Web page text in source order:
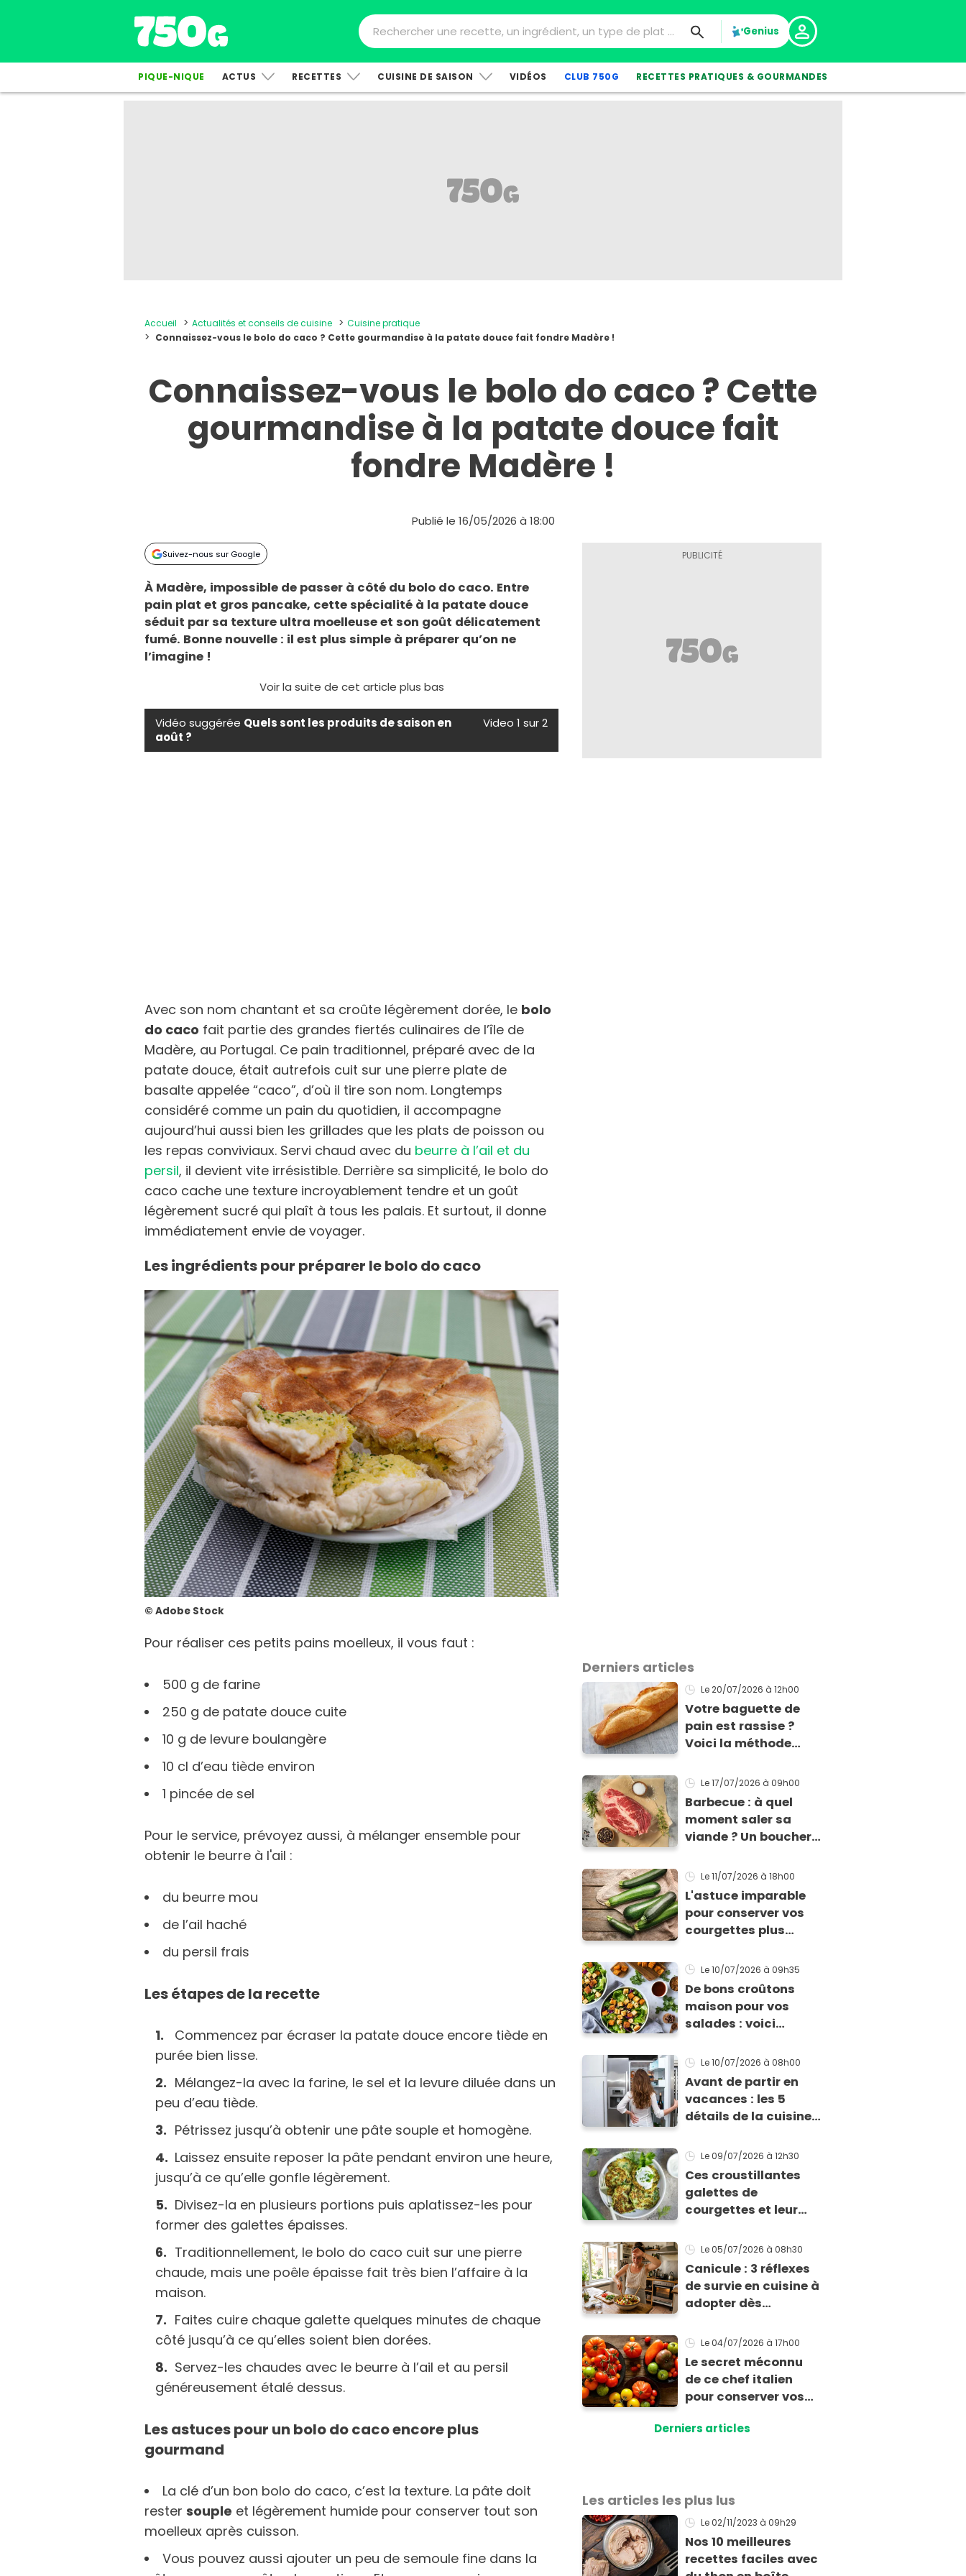
Genius
PIQUE-NIQUE ACTUS RECETTES CUISINE DE SAISON VIDÉOS CLUB 750G RECETTES PRATIQUES & GOURMANDES
Accueil Actualités et conseils de cuisine
Cuisine pratique
Connaissez-vous le bolo do caco ? Cette gourmandise à la patate douce fait fondre Madère !
Connaissez-vous le bolo do caco ? Cette
gourmandise à la patate douce fait
fondre Madère !
Publié le 16/05/2026 à 18:00
Suivez-nous sur Google
À Madère, impossible de passer à côté du bolo do caco. Entre
pain plat et gros pancake, cette spécialité à la patate douce
séduit par sa texture ultra moelleuse et son goût délicatement
fumé. Bonne nouvelle : il est plus simple à préparer qu’on ne
l’imagine !
Voir la suite de cet article plus bas
Vidéo suggérée Quels sont les produits de saison en
août ?
Video 1 sur 2
Avec son nom chantant et sa croûte légèrement dorée, le bolo
do caco fait partie des grandes fiertés culinaires de l’île de
Madère, au Portugal. Ce pain traditionnel, préparé avec de la
patate douce, était autrefois cuit sur une pierre plate de
basalte appelée “caco”, d’où il tire son nom. Longtemps
considéré comme un pain du quotidien, il accompagne
aujourd’hui aussi bien les grillades que les plats de poisson ou
les repas conviviaux. Servi chaud avec du beurre à l’ail et du
persil, il devient vite irrésistible. Derrière sa simplicité, le bolo do
caco cache une texture incroyablement tendre et un goût
légèrement sucré qui plaît à tous les palais. Et surtout, il donne
immédiatement envie de voyager.
Les ingrédients pour préparer le bolo do caco
© Adobe Stock
Pour réaliser ces petits pains moelleux, il vous faut :
500 g de farine
250 g de patate douce cuite
10 g de levure boulangère
10 cl d’eau tiède environ
1 pincée de sel
Pour le service, prévoyez aussi, à mélanger ensemble pour
obtenir le beurre à l'ail :
du beurre mou
de l’ail haché
du persil frais
Les étapes de la recette
Commencez par écraser la patate douce encore tiède en
purée bien lisse.
Mélangez-la avec la farine, le sel et la levure diluée dans un
peu d’eau tiède.
Pétrissez jusqu’à obtenir une pâte souple et homogène.
Laissez ensuite reposer la pâte pendant environ une heure,
jusqu’à ce qu’elle gonfle légèrement.
Divisez-la en plusieurs portions puis aplatissez-les pour
former des galettes épaisses.
Traditionnellement, le bolo do caco cuit sur une pierre
chaude, mais une poêle épaisse fait très bien l’affaire à la
maison.
Faites cuire chaque galette quelques minutes de chaque
côté jusqu’à ce qu’elles soient bien dorées.
Servez-les chaudes avec le beurre à l’ail et au persil
généreusement étalé dessus.
Les astuces pour un bolo do caco encore plus
gourmand
La clé d’un bon bolo do caco, c’est la texture. La pâte doit
restersouple et légèrement humide pour conserver tout son
moelleux après cuisson.
Vous pouvez aussi ajouter un peu de semoule fine dans la
Derniers articles
Le 20/07/2026 à 12h00
Votre baguette de
pain est rassise ?
Voici la méthode
à nouveau
consommable !
Le 17/07/2026 à 09h00
Barbecue : à quel
moment saler sa
viande ? Un boucher
méthode infaillible
Le 11/07/2026 à 18h00
L'astuce imparable
pour conserver vos
courgettes plus
sans qu'elles ne
pourrissent
Le 10/07/2026 à 09h35
De bons croûtons
maison pour vos
salades : voici
Le 10/07/2026 à 08h00
Avant de partir en
vacances : les 5
détails de la cuisine
pas négliger
Le 09/07/2026 à 12h30
Ces croustillantes
galettes de
courgettes et leur
sauver votre repas
du soir
Le 05/07/2026 à 08h30
Canicule : 3 réflexes
de survie en cuisine à
adopter dès
retour de la chaleur
Le 04/07/2026 à 17h00
Le secret méconnu
de ce chef italien
pour conserver vos
sacrifier leur goût
Derniers articles
Les articles les plus lus
Le 02/11/2023 à 09h29
Nos 10 meilleures
recettes faciles avec